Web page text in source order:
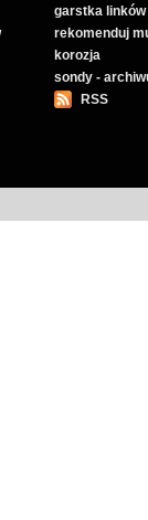
garstka linków
rekomenduj
korozja
sondy -
RSS